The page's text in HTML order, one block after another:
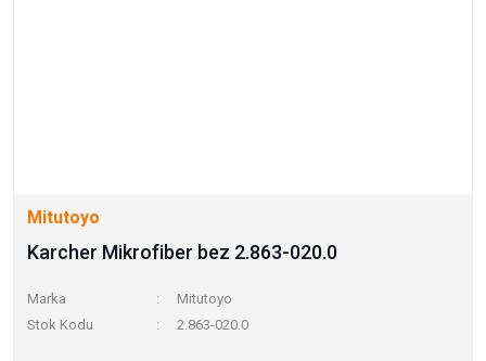
Mitutoyo
Karcher Mikrofiber bez 2.863-020.0
Marka
Mitutoyo
Stok Kodu
2.863-020.0